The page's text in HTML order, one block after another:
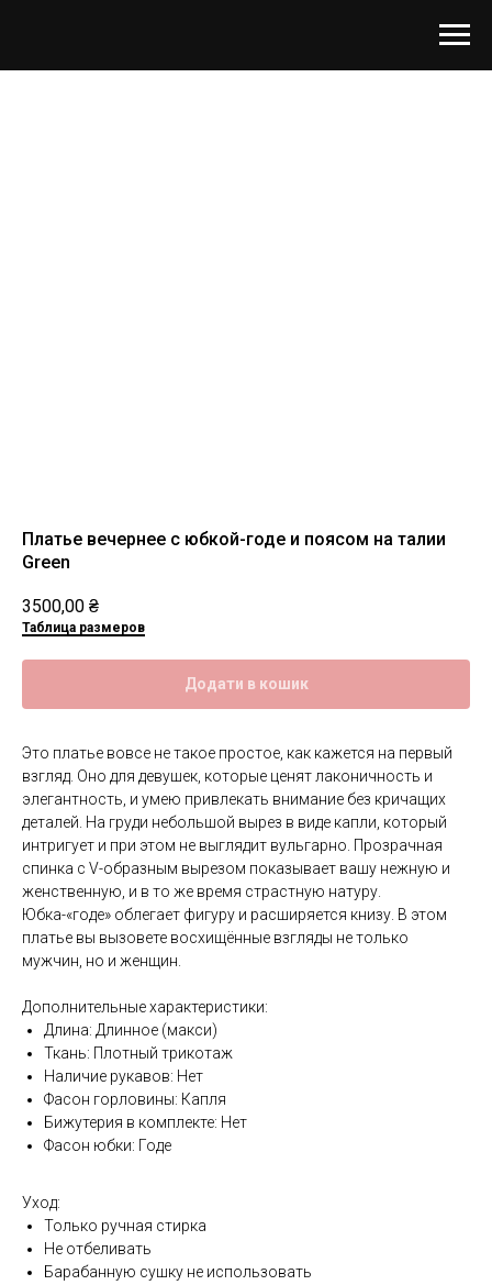
Платье вечернее с юбкой-годе и поясом на талии
Green
3500,00 ₴
Таблица размеров
Додати в кошик
Это платье вовсе не такое простое, как кажется на первый
взгляд. Оно для девушек, которые ценят лаконичность и
элегантность, и умею привлекать внимание без кричащих
деталей. На груди небольшой вырез в виде капли, который
интригует и при этом не выглядит вульгарно. Прозрачная
спинка с V-образным вырезом показывает вашу нежную и
женственную, и в то же время страстную натуру.
Юбка-«годе» облегает фигуру и расширяется книзу. В этом
платье вы вызовете восхищённые взгляды не только
мужчин, но и женщин.
Дополнительные характеристики:
Длина: Длинное (макси)
Ткань: Плотный трикотаж
Наличие рукавов: Нет
Фасон горловины: Капля
Бижутерия в комплекте: Нет
Фасон юбки: Годе
Уход:
Только ручная стирка
Не отбеливать
Барабанную сушку не использовать